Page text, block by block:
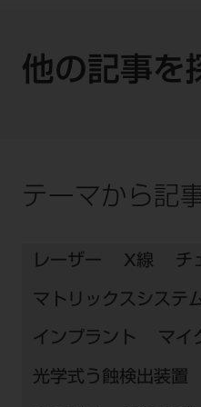
他の記事を
テーマから記
レーザー X線 チ
マトリックスシステ
インプラント マイ
光学式う蝕検出装置